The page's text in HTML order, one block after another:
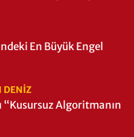
En Büyük Engel
DENİZ
“Kusursuz Algoritmanın